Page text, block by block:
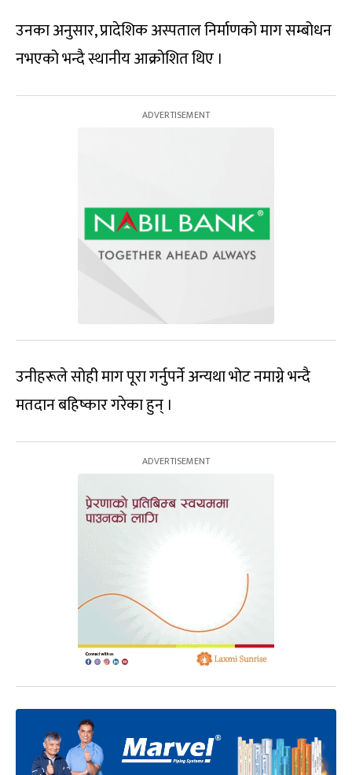
उनका अनुसार, प्रादेशिक अस्पताल निर्माणको माग सम्बोधन
नभएको भन्दै स्थानीय आक्रोशित थिए ।
उनीहरूले सोही माग पूरा गर्नुपर्ने अन्यथा भोट नमाग्ने भन्दै
मतदान बहिष्कार गरेका हुन् ।